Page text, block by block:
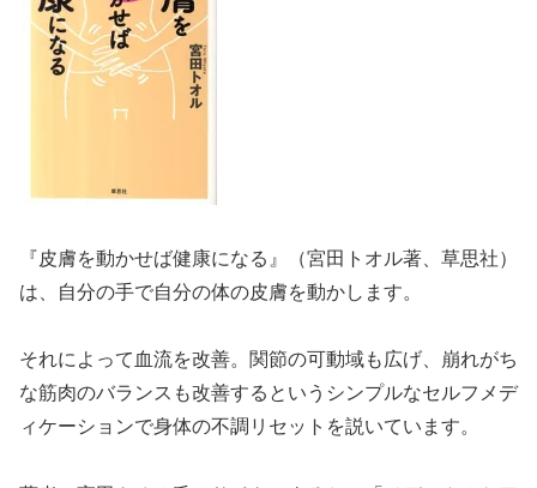
『皮膚を動かせば健康になる』（宮田トオル著、草思社）
は、自分の手で自分の体の皮膚を動かします。
それによって血流を改善。関節の可動域も広げ、崩れがち
な筋肉のバランスも改善するというシンプルなセルフメデ
ィケーションで身体の不調リセットを説いています。